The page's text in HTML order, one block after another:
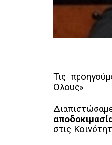
Τις
Ολους»
στις